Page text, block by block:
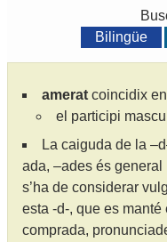
Bilingüe
amerat coincidix
el participi
La caiguda de la
ada, –ades és
s’ha de considerar
esta -d-, que es manté
comprada,